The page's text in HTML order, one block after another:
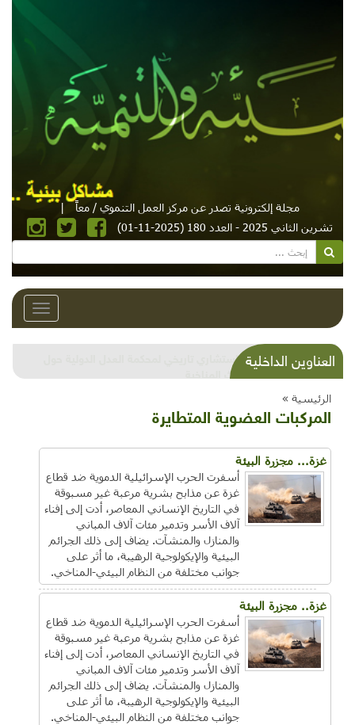
مجلة إلكترونية تصدر عن مركز العمل التنموي / معاً
|
تشرين الثاني 2025 - العدد 180 (2025-11-01)
Toggle
العناوين الداخليةشذرات بيئية وتنموية...بنية تحتية وحلويات قبيحة
وحاكورة ونوبل وزيتون و"سيباط"
الرئيسية »
المركبات العضوية المتطايرة
غزة... مجزرة البيئة
أسفرت الحرب الإسرائيلية الدموية ضد قطاع
غزة عن مذابح بشرية مرعبة غير مسبوقة
في التاريخ الإنساني المعاصر، أدت إلى إفناء
آلاف الأسر وتدمير مئات آلاف المباني
والمنازل والمنشآت. يضاف إلى ذلك الجرائم
البيئية والإيكولوجية الرهيبة، ما أثر على
جوانب مختلفة من النظام البيئي-المناخي.
غزة.. مجزرة البيئة
أسفرت الحرب الإسرائيلية الدموية ضد قطاع
غزة عن مذابح بشرية مرعبة غير مسبوقة
في التاريخ الإنساني المعاصر، أدت إلى إفناء
آلاف الأسر وتدمير مئات آلاف المباني
والمنازل والمنشآت. يضاف إلى ذلك الجرائم
البيئية والإيكولوجية الرهيبة، ما أثر على
جوانب مختلفة من النظام البيئي-المناخي.